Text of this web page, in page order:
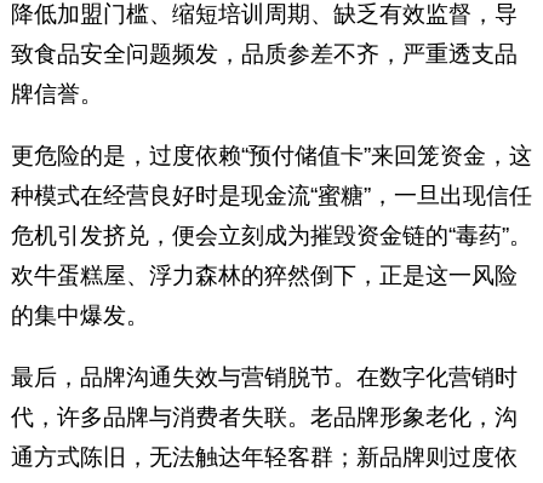
降低加盟门槛、缩短培训周期、缺乏有效监督，导
致食品安全问题频发，品质参差不齐，严重透支品
牌信誉。
更危险的是，过度依赖“预付储值卡”来回笼资金，这
种模式在经营良好时是现金流“蜜糖”，一旦出现信任
危机引发挤兑，便会立刻成为摧毁资金链的“毒药”。
欢牛蛋糕屋、浮力森林的猝然倒下，正是这一风险
的集中爆发。
最后，品牌沟通失效与营销脱节。在数字化营销时
代，许多品牌与消费者失联。老品牌形象老化，沟
通方式陈旧，无法触达年轻客群；新品牌则过度依